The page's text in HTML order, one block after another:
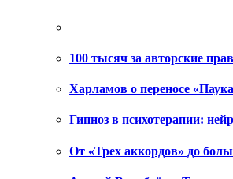
100 тысяч за авторские
Харламов о переносе
Гипноз в психотерапии:
От «Трех аккордов» до